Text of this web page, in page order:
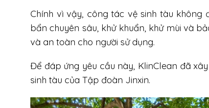
Chính vì vậy, công tác vệ sinh tàu
bẩn chuyên sâu, khử khuẩn, khử mùi và
và an toàn cho người sử dụng.
Để đáp ứng yêu cầu này, KlinClean đã
sinh tàu của Tập đoàn Jinxin.